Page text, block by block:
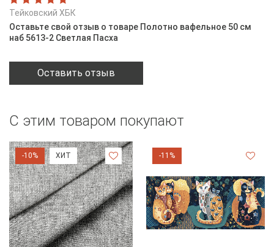
Тейковский ХБК
Оставьте свой отзыв о товаре Полотно вафельное 50 см
наб 5613-2 Светлая Пасха
Оставить отзыв
С этим товаром покупают
-10% ХИТ -11%